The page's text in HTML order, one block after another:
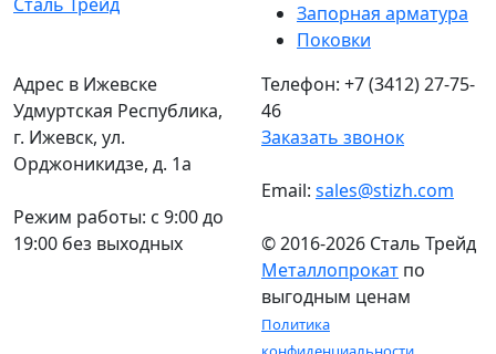
Запорная арматура
Поковки
Адрес в Ижевске
Удмуртская Республика,
г. Ижевск, ул.
Орджоникидзе, д. 1а
Режим работы: c 9:00 до
19:00 без выходных
Телефон: +7 (3412) 27-75-
46
Заказать звонок
Email: sales@stizh.com
© 2016-2026 Сталь Трейд
Металлопрокат по
выгодным ценам
Политика